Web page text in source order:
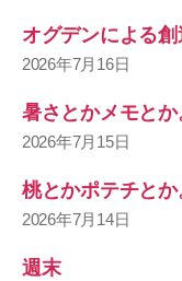
オグデンによる
2026年7月16日
暑さとかメモとか
2026年7月15日
桃とかポテチとか
2026年7月14日
週末